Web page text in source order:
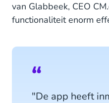
van Glabbeek, CEO
functionaliteit enorm
"De app heeft